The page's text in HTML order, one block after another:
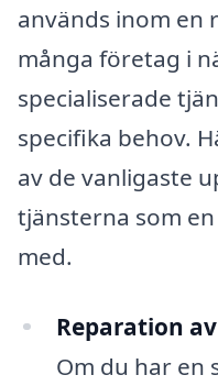
används inom en
många företag i
specialiserade
specifika behov.
av de vanligaste
tjänsterna som
med.
Reparation
Om du har en